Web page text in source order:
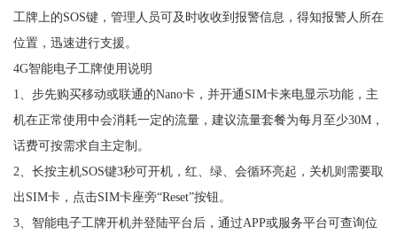
工牌上的SOS键，管理人员可及时收收到报警信息，得知报警人所在
位置，迅速进行支援。
4G智能电子工牌使用说明
1、步先购买移动或联通的Nano卡，并开通SIM卡来电显示功能，主
机在正常使用中会消耗一定的流量，建议流量套餐为每月至少30M，
话费可按需求自主定制。
2、长按主机SOS键3秒可开机，红、绿、会循环亮起，关机则需要取
出SIM卡，点击SIM卡座旁“Reset”按钮。
3、智能电子工牌开机并登陆平台后，通过APP或服务平台可查询位